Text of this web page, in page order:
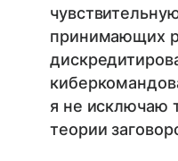
принимающих
я не исключаю
теории